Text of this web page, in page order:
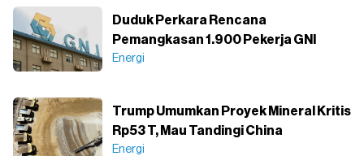
Duduk Perkara Rencana
Pemangkasan 1.900 Pekerja GNI
Energi
Trump Umumkan Proyek Mineral Kritis
Rp53 T, Mau Tandingi China
Energi